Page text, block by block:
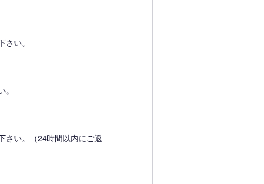
い。
さい。（24時間以内にご返